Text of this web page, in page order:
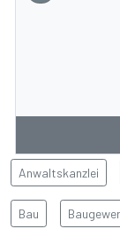
Anwaltskanzlei
Bau